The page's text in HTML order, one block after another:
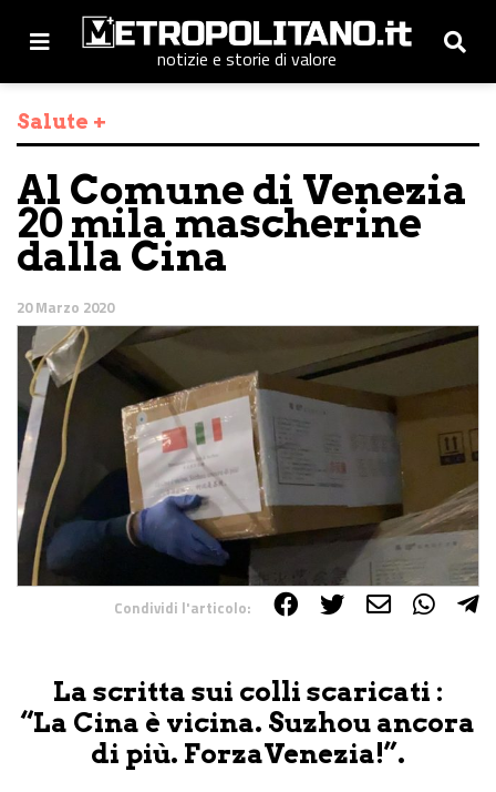
notizie e storie di valore
Salute +
Al Comune di Venezia
20 mila mascherine
dalla Cina
20 Marzo 2020
Condividi l'articolo:
La scritta sui colli scaricati :
“La Cina è vicina. Suzhou ancora
di più. ForzaVenezia!”.